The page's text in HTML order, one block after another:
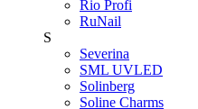
Rio Profi
RuNail
S
Severina
SML UVLED
Solinberg
Soline Charms